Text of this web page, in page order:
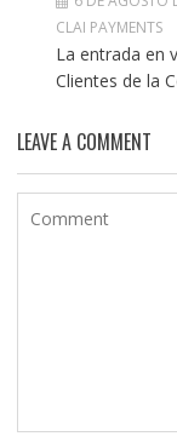
CLAI PAYMENTS
La entrada en
Clientes de la
LEAVE A COMMENT